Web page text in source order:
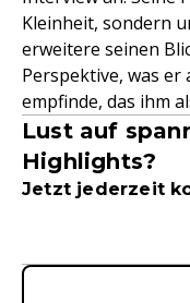
Kleinheit, sondern
erweitere seinen
Perspektive, was er
empfinde, das ihm
Lust auf
Highlights?
Jetzt jederzeit